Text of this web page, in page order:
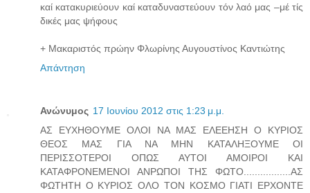
καί κατακυριεύουν καί καταδυναστεύουν τόν λαό μας –μέ τίς
δικές μας ψήφους
+ Μακαριστός πρώην Φλωρίνης Αυγουστίνος Καντιώτης
Απάντηση
Ανώνυμος 17 Ιουνίου 2012 στις 1:23 μ.μ.
ΑΣ ΕΥΧΗΘΟΥΜΕ ΟΛΟΙ ΝΑ ΜΑΣ ΕΛΕΕΗΣΗ Ο ΚΥΡΙΟΣ
ΘΕΟΣ ΜΑΣ ΓΙΑ ΝΑ ΜΗΝ ΚΑΤΑΛΗΞΟΥΜΕ ΟΙ
ΠΕΡΙΣΣΟΤΕΡΟΙ ΟΠΩΣ ΑΥΤΟΙ ΑΜΟΙΡΟΙ ΚΑΙ
ΚΑΤΑΦΡΟΝΕΜΕΝΟΙ ΑΝΡΩΠΟΙ ΤΗΣ ΦΩΤΟ.................ΑΣ
ΦΩΤΗΤΗ Ο ΚΥΡΙΟΣ ΟΛΟ ΤΟΝ ΚΟΣΜΟ ΓΙΑΤΙ ΕΡΧΟΝΤΕ